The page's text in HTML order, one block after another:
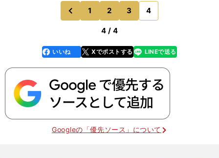
前
のページへ
1 2 3 4
4 / 4
faceboo
k
いいね Xでポストする
line LINEで送る
Googleの「優先ソース」について